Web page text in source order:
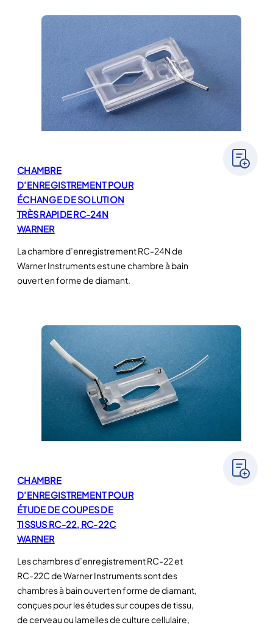
CHAMBRE
D’ENREGISTREMENT POUR
ÉCHANGE DE SOLUTION
TRÈS RAPIDE RC-24N
WARNER
La chambre d’enregistrement RC-24N de
Warner Instruments est une chambre à bain
ouvert en forme de diamant.
CHAMBRE
D’ENREGISTREMENT POUR
ÉTUDE DE COUPES DE
TISSUS RC-22, RC-22C
WARNER
Les chambres d’enregistrement RC-22 et
RC-22C de Warner Instruments sont des
chambres à bain ouvert en forme de diamant,
conçues pour les études sur coupes de tissu,
de cerveau ou lamelles de culture cellulaire,